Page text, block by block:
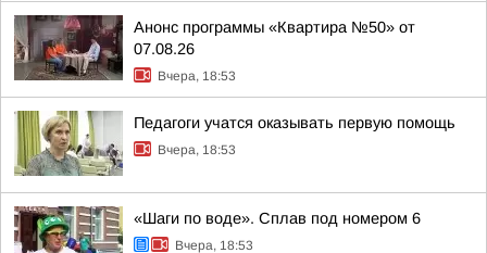
Анонс программы «Квартира №50» от
07.08.26
Вчера, 18:53
Педагоги учатся оказывать первую помощь
Вчера, 18:53
«Шаги по воде». Сплав под номером 6
Вчера, 18:53